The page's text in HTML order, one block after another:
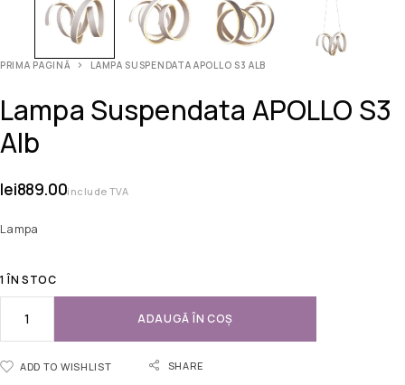
PRIMA PAGINĂ LAMPA SUSPENDATA APOLLO S3 ALB
Lampa Suspendata APOLLO S3
Alb
lei889.00include TVA
Lampa
1 ÎN STOC
ADAUGĂ ÎN COȘ
ADD TO WISHLIST SHARE